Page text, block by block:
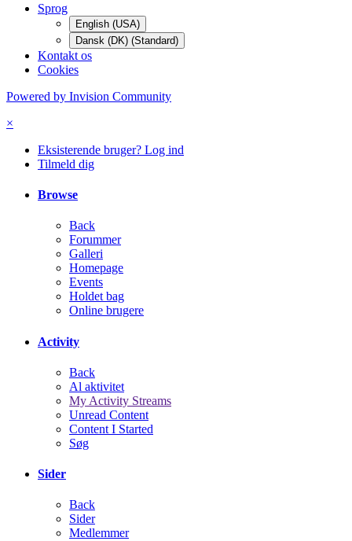
Sprog
English (USA)
Dansk (DK) (Standard)
Kontakt os
Cookies
Powered by Invision Community
×
Eksisterende bruger? Log ind
Tilmeld dig
Browse
Back
Forummer
Galleri
Homepage
Events
Holdet bag
Online brugere
Activity
Back
Al aktivitet
My Activity Streams
Unread Content
Content I Started
Søg
Sider
Back
Sider
Medlemmer